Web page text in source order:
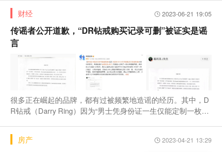
传统电商迭代至兴趣电商，渠道与营销相结合，大幅提升了消
费者购物体验，单一的价格战已经失效，
2023-06-21 19:05
财经
传谣者公开道歉，“DR钻戒购买记录可删”被证实是谣
言
很多正在崛起的品牌，都有过被频繁地造谣的经历。其中，D
R钻戒（Darry Ring）因为“男士凭身份证一生仅能定制一枚求
备受讨论。近两年，他们一直面临着“500元就能删除购买记
录”的传闻。笔者对此事也曾抱着将信
2023-04-21 13:29
房产